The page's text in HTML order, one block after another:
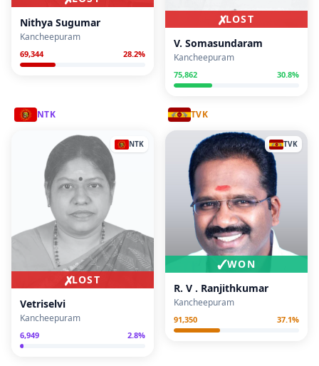
Nithya Sugumar
Kancheepuram
69,344 28.2%
✗LOST
V. Somasundaram
Kancheepuram
75,862 30.8%
NTK
✗LOST
NTK
Vetriselvi
Kancheepuram
6,949 2.8%
TVK
✓WON
TVK
R. V . Ranjithkumar
Kancheepuram
91,350 37.1%